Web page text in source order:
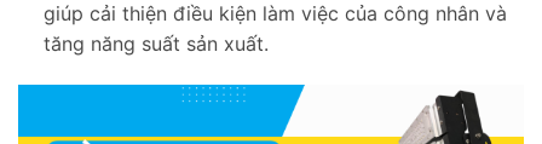
giúp cải thiện điều kiện làm việc của công nhân và
tăng năng suất sản xuất.